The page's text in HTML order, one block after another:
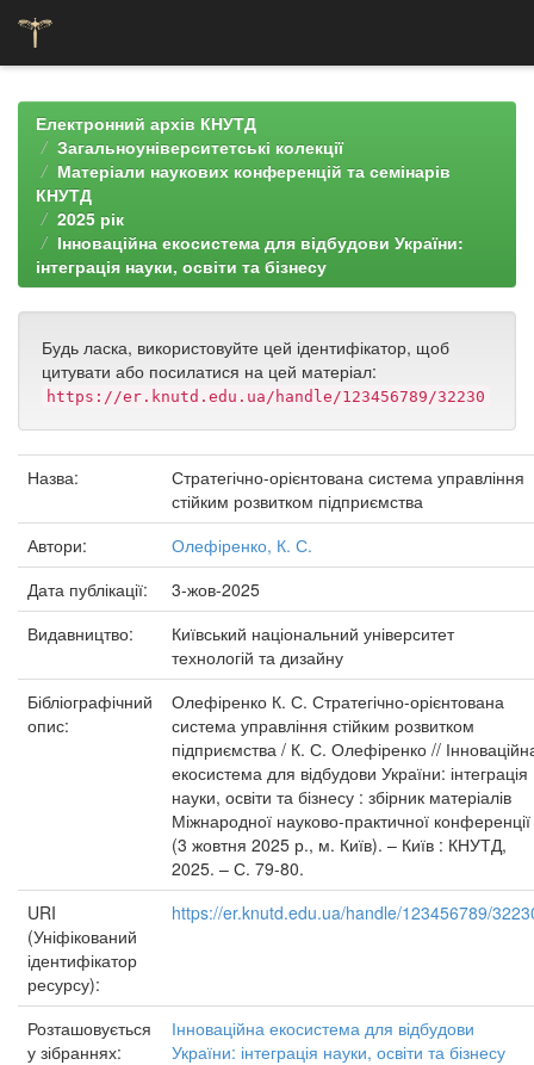
navigationЕлектронний архів КНУТД
Загальноуніверситетські колекції
Матеріали наукових конференцій та семінарів
КНУТД
2025 рік
Інноваційна екосистема для відбудови України:
інтеграція науки, освіти та бізнесу
Будь ласка, використовуйте цей ідентифікатор, щоб
цитувати або посилатися на цей матеріал:
https://er.knutd.edu.ua/handle/123456789/32230
Назва:
Стратегічно-орієнтована система управління
стійким розвитком підприємства
Автори:
Олефіренко, К. С.
Дата публікації:
3-жов-2025
Видавництво:
Київський національний університет
технологій та дизайну
Бібліографічний
опис:
Олефіренко К. С. Стратегічно-орієнтована
система управління стійким розвитком
підприємства / К. С. Олефіренко //
екосистема для відбудови України: інтеграція
науки, освіти та бізнесу : збірник матеріалів
Міжнародної науково-практичної конференції
(3 жовтня 2025 р., м. Київ). – Київ : КНУТД,
2025. – С. 79-80.
URI
(Уніфікований
ідентифікатор
ресурсу):
https://er.knutd.edu.ua/handle/123456789/
Розташовується
у зібраннях:
Інноваційна екосистема для відбудови
України: інтеграція науки, освіти та бізнесу